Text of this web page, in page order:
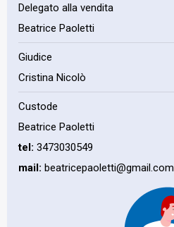
Delegato alla vendita
Beatrice Paoletti
Giudice
Cristina Nicolò
Custode
Beatrice Paoletti
tel: 3473030549
mail: beatricepaoletti@gmail.com